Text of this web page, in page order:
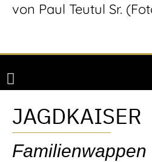
von Paul Teutul Sr.
JAGDKAISER
Familienwappen